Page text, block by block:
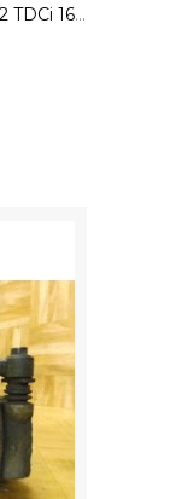
Bremssattel Ford Transit Bus 2.2 TDCi 16V 63 kW vorne links Fahrerseite